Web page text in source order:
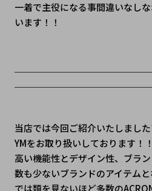
一着で主役になる事間違いなし
います！！
当店では今回ご紹介いたしまし
YMをお取り扱いしております！！
高い機能性とデザイン性、ブラ
数も少ないブランドのアイテム
では類を見ないほど多数の